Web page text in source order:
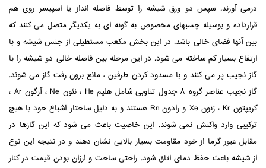
درمی آورند. سپس دو ورق شیشه را توسط فاصله انداز یا اسپیسر روی هم
قرارداده و بوسیله چسبهای مخصوص به گونه ای به یکدیگر متصل می کنند که
بین آنها فضای خالی باشد. در این بخش مکعب مستطیلی از جنس شیشه و با
ارتفاع بسیار کم ساخته می شود. در این مرحله بین فاصله خالی دو شیشه را با
گاز نجیب پر می کنند و با مسدود کردن طرفین ، مانع برون رفت گاز می شوند.
گاز نجیب عناصر گروه ۸ جدول تناوبی شامل هلیم He ، نئون Ne ، آرگون Ar ،
کریپتون Kr ، زنون Xe و رادون Rn هستند و به دلیل ساختار اشباع خود با هیچ
ترکیبی وارد واکنش نمی شوند. این خاصیت باعث می شود که این گازها در
مقابل عبور گرما از خود مقاومت بسیار بالایی نشان دهند و در نتیجه این نوع
از شیشه باعث حفظ دمای اتاق شود. راحتی ساخت و ارزان بودن قیمت در کنار